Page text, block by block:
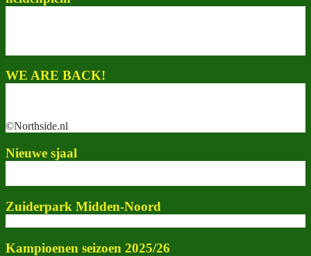
WE ARE BACK!
©Northside.nl
Nieuwe sjaal
Zuiderpark Midden-Noord
Kampioenen seizoen 2025/26